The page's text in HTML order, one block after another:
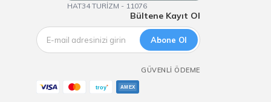
HAT34 TURİZM - 11076
Bültene Kayıt Ol
Abone Ol
GÜVENLI ÖDEME